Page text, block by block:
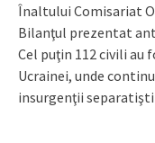
Înaltului Comisariat
Bilanţul prezentat
Cel puţin 112 civili au
Ucrainei, unde
insurgenţii